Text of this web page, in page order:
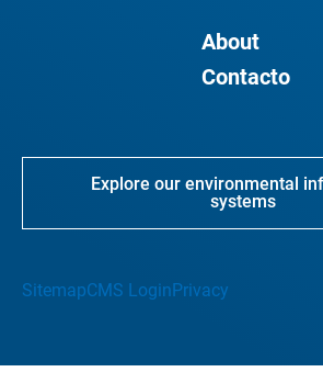
About
Contacto
Explore our environmental
systems
SitemapCMS Login Privacy